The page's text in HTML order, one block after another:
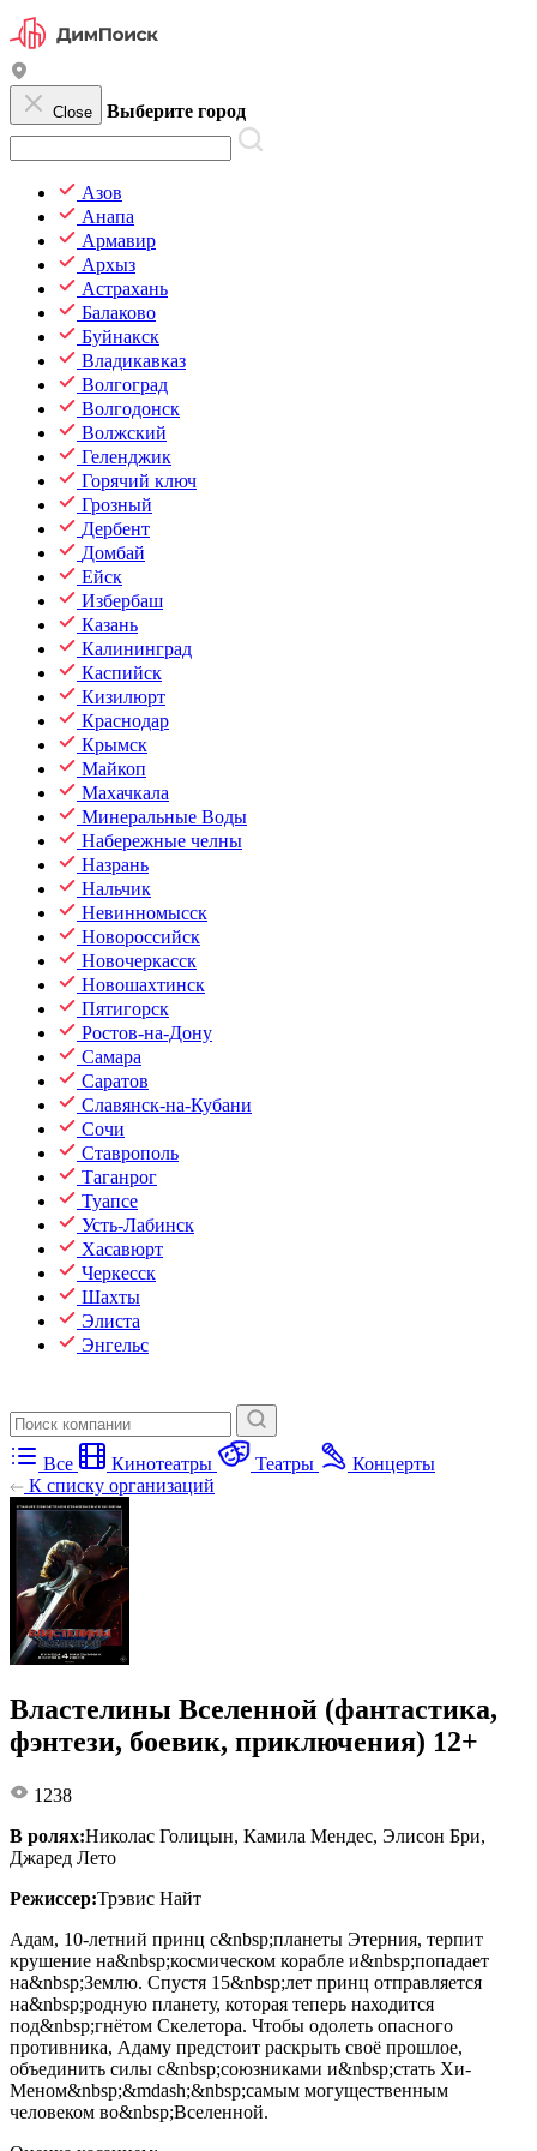
Close Выберите город
Азов
Анапа
Армавир
Архыз
Астрахань
Балаково
Буйнакск
Владикавказ
Волгоград
Волгодонск
Волжский
Геленджик
Горячий ключ
Грозный
Дербент
Домбай
Ейск
Избербаш
Казань
Калининград
Каспийск
Кизилюрт
Краснодар
Крымск
Майкоп
Махачкала
Минеральные Воды
Набережные челны
Назрань
Нальчик
Невинномысск
Новороссийск
Новочеркасск
Новошахтинск
Пятигорск
Ростов-на-Дону
Самара
Саратов
Славянск-на-Кубани
Сочи
Ставрополь
Таганрог
Туапсе
Усть-Лабинск
Хасавюрт
Черкесск
Шахты
Элиста
Энгельс
Все Кинотеатры Театры
Концерты
К списку организаций
Властелины Вселенной (фантастика,
фэнтези, боевик, приключения) 12+
1238
В ролях:Николас Голицын, Камила Мендес, Элисон Бри,
Джаред Лето
Режиссер:Трэвис Найт
Адам, 10-летний принц с&nbsp;планеты Этерния, терпит
крушение на&nbsp;космическом корабле и&nbsp;попадает
на&nbsp;Землю. Спустя 15&nbsp;лет принц отправляется
на&nbsp;родную планету, которая теперь находится
под&nbsp;гнётом Скелетора. Чтобы одолеть опасного
противника, Адаму предстоит раскрыть своё прошлое,
объединить силы с&nbsp;союзниками и&nbsp;стать Хи-
Меном&nbsp;&mdash;&nbsp;самым могущественным
человеком во&nbsp;Вселенной.